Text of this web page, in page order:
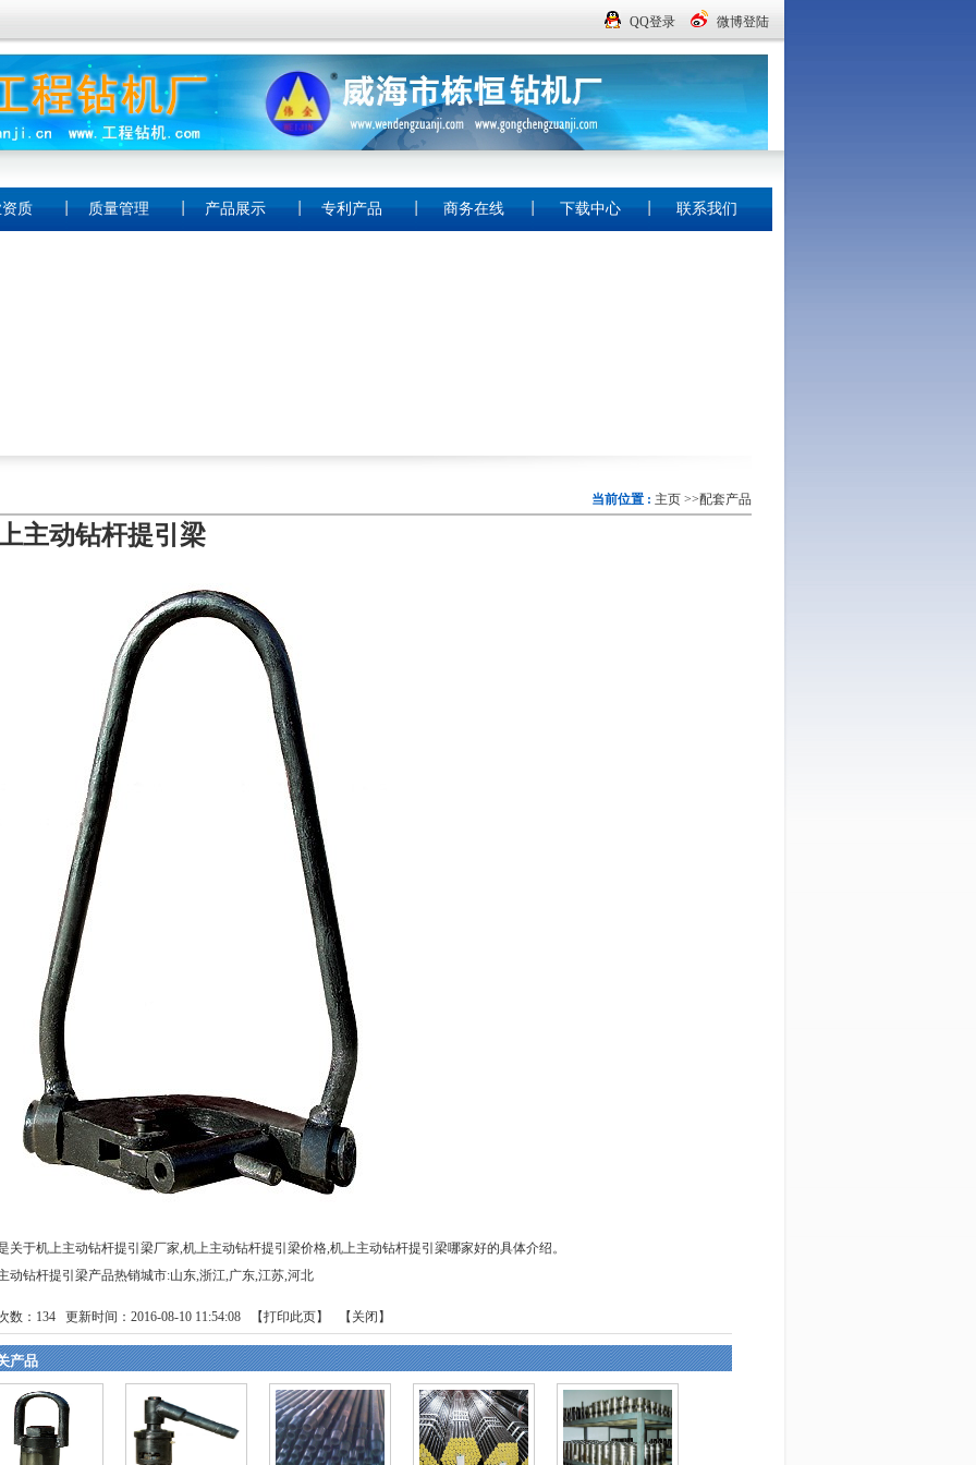
QQ登录 微博登陆
质 质量管理 产品展示 专利产品 商务在线 下载中心 联系我们
当前位置 : 主页 >>配套产品
主动钻杆提引梁
关于机上主动钻杆提引梁厂家,机上主动钻杆提引梁价格,机上主动钻杆提引梁哪家好的具体介绍。
动钻杆提引梁产品热销城市:山东,浙江,广东,江苏,河北
数： 134 更新时间：2016-08-10 11:54:08 【打印此页】 【 关闭 】
产品